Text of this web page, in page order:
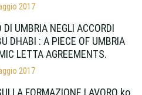
2017
UMBRIA NEGLI ACCORDI
DHABI : A PIECE OF UMBRIA
LETTA AGREEMENTS.
2017
FORMAZIONE LAVORO ko